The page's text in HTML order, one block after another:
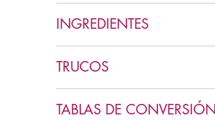
Menú clásico
INGREDIENTES
TRUCOS
TABLAS DE CONVERSIÓN